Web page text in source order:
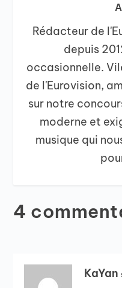
Rédacteur de
depuis
occasionnelle.
de l'Eurovision,
sur notre
moderne et
musique qui
4
KaYan